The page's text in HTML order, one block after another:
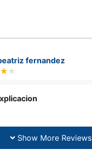
fernandez
Show More Reviews